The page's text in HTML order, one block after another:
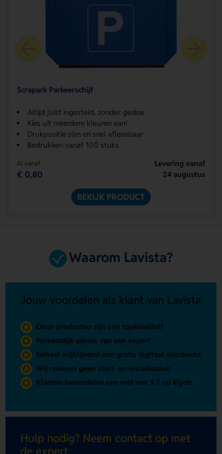
Scrapark Parkeerschijf
Altijd juist ingesteld, zonder gedoe
Kies uit meerdere kleuren aan!
Drukpositie slim en snel afleesbaar
Bedrukken vanaf 100 stuks
Al vanaf
€ 0,80
Levering vanaf
24 augustus
BEKIJK PRODUCT
Waarom Lavista?
Jouw voordelen als klant van Lavista
Onze producten zijn van topkwaliteit
Persoonlijk advies van een expert
Geheel vrijblijvend een gratis digitaal voorbeeld
Wij rekenen geen start- en instelkosten
Klanten beoordelen ons met een 9.7 op kiyoh
Hulp nodig? Neem contact op met
de expert.